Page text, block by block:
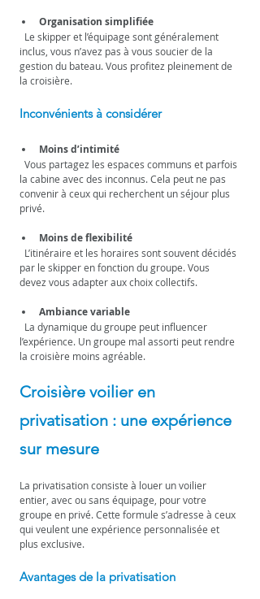
Organisation simplifiée
inclus, vous n’avez pas à vous soucier de la
gestion du bateau. Vous profitez pleinement de
la croisière.
Inconvénients à considérer
Moins d’intimité
la cabine avec des inconnus. Cela peut ne pas
convenir à ceux qui recherchent un séjour plus
privé.
Moins de flexibilité
par le skipper en fonction du groupe. Vous
devez vous adapter aux choix collectifs.
Ambiance variable
l’expérience. Un groupe mal assorti peut rendre
la croisière moins agréable.
Croisière voilier en
privatisation : une expérience
sur mesure
La privatisation consiste à louer un voilier
entier, avec ou sans équipage, pour votre
groupe en privé. Cette formule s’adresse à ceux
qui veulent une expérience personnalisée et
plus exclusive.
Avantages de la privatisation